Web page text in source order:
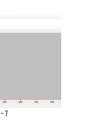
-1